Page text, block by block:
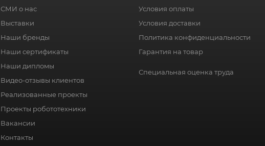
СМИ о нас
Выставки
Наши бренды
Наши сертификаты
Наши дипломы
Видео-отзывы клиентов
Реализованные проекты
Проекты робототехники
Вакансии
Контакты
Условия оплаты
Условия доставки
Политика конфиденциальности
Гарантия на товар
Специальная оценка труда